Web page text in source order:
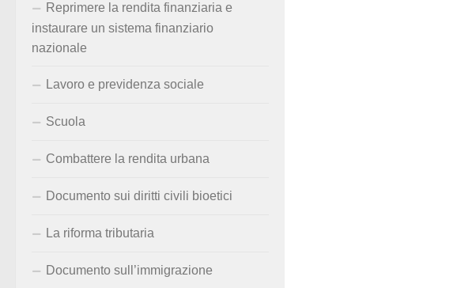
Reprimere la rendita finanziaria e
instaurare un sistema finanziario
nazionale
Lavoro e previdenza sociale
Scuola
Combattere la rendita urbana
Documento sui diritti civili bioetici
La riforma tributaria
Documento sull’immigrazione